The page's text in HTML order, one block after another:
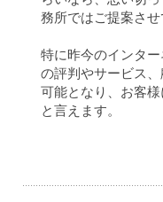
務所ではご提案さ
特に昨今のインタ
の評判やサービス
可能となり、お客
と言えます。